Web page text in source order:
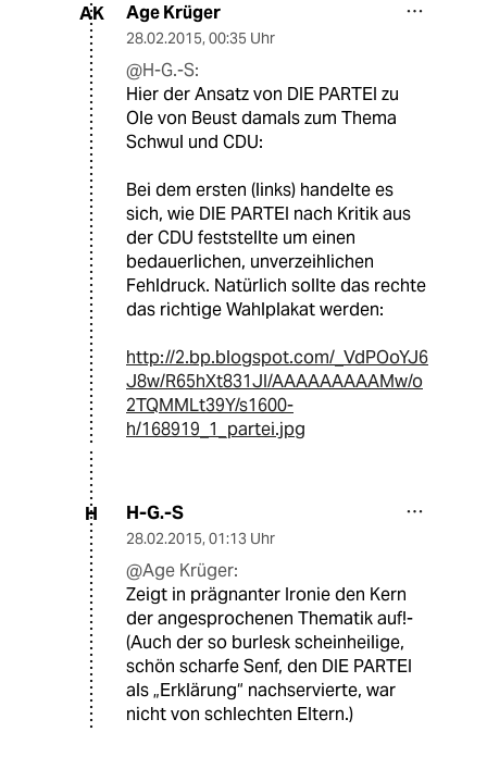
AK Age Krüger
28.02.2015, 00:35 Uhr
@H-G.-S:
Hier der Ansatz von DIE PARTEI zu
Ole von Beust damals zum Thema
Schwul und CDU:
Bei dem ersten (links) handelte es
sich, wie DIE PARTEI nach Kritik aus
der CDU feststellte um einen
bedauerlichen, unverzeihlichen
Fehldruck. Natürlich sollte das rechte
das richtige Wahlplakat werden:
http://2.bp.blogspot.com/_VdPOoYJ6
J8w/R65hXt831JI/AAAAAAAAAMw/o
2TQMMLt39Y/s1600-
h/168919_1_partei.jpg
H H-G.-S
28.02.2015, 01:13 Uhr
@Age Krüger:
Zeigt in prägnanter Ironie den Kern
der angesprochenen Thematik auf!-
(Auch der so burlesk scheinheilige,
schön scharfe Senf, den DIE PARTEI
als „Erklärung“ nachservierte, war
nicht von schlechten Eltern.)